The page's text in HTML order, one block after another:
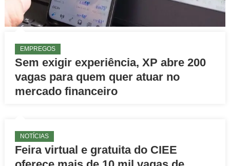
EMPREGOS
Sem exigir experiência, XP abre 200
vagas para quem quer atuar no
mercado financeiro
NOTÍCIAS
Feira virtual e gratuita do CIEE